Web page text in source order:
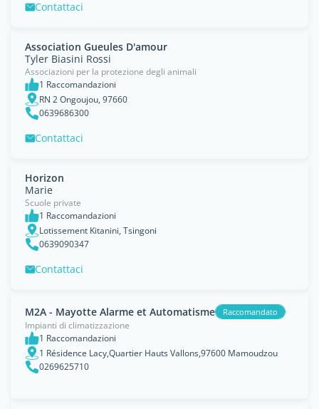
Contattaci
Association Gueules D'amour
Tyler Biasini Rossi
Associazioni per la protezione degli animali
1 Raccomandazioni
RN 2 Ongoujou, 97660
0639686300
Contattaci
Horizon
Marie
Scuole private
1 Raccomandazioni
Lotissement Kitanini, Tsingoni
0639090347
Contattaci
M2A - Mayotte Alarme et Automatisme Raccomandato
Impianti di climatizzazione
1 Raccomandazioni
1 Résidence Lacy,Quartier Hauts Vallons,97600 Mamoudzou
0269625710